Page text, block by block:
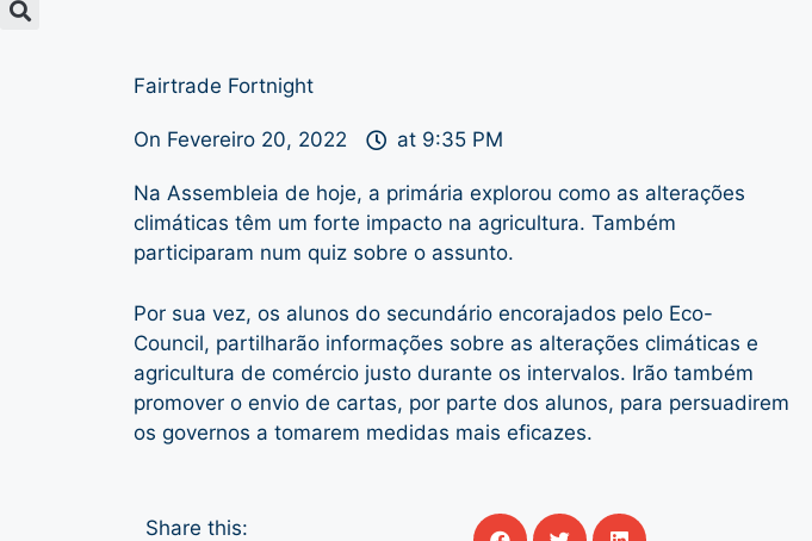
Fairtrade Fortnight
On Fevereiro 20, 2022 at 9:35 PM
Na Assembleia de hoje, a primária explorou como as alterações
climáticas têm um forte impacto na agricultura. Também
participaram num quiz sobre o assunto.
Por sua vez, os alunos do secundário encorajados pelo Eco-
Council, partilharão informações sobre as alterações climáticas e
agricultura de comércio justo durante os intervalos. Irão também
promover o envio de cartas, por parte dos alunos, para persuadirem
os governos a tomarem medidas mais eficazes.
Share this: